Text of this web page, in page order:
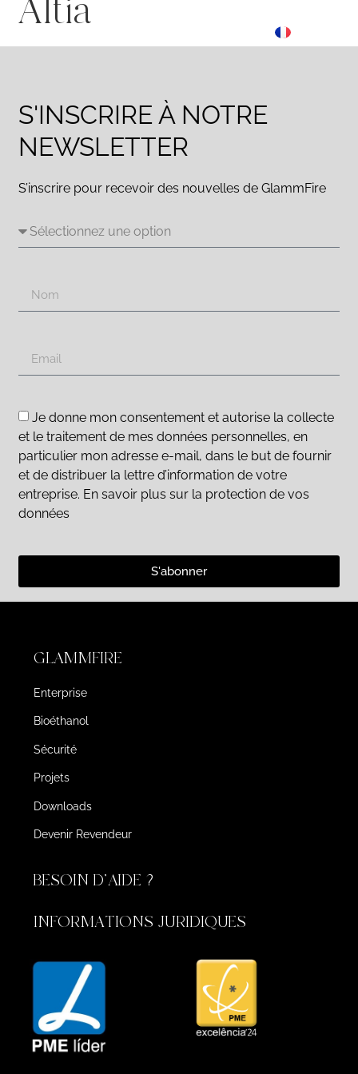
Altia
S'INSCRIRE À NOTRE
NEWSLETTER
S’inscrire pour recevoir des nouvelles de GlammFire
Je donne mon consentement et autorise la collecte
et le traitement de mes données personnelles, en
particulier mon adresse e-mail, dans le but de fournir
et de distribuer la lettre d’information de votre
entreprise. En savoir plus sur la protection de vos
données
S'abonner
GLAMMFIRE
Enterprise
Bioéthanol
Sécurité
Projets
Downloads
Devenir Revendeur
BESOIN D'AIDE ?
INFORMATIONS JURIDIQUES